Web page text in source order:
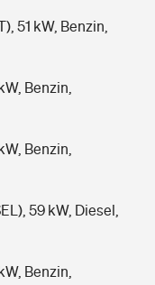
51 kW, Benzin,
Benzin,
Benzin,
59 kW, Diesel,
Benzin,